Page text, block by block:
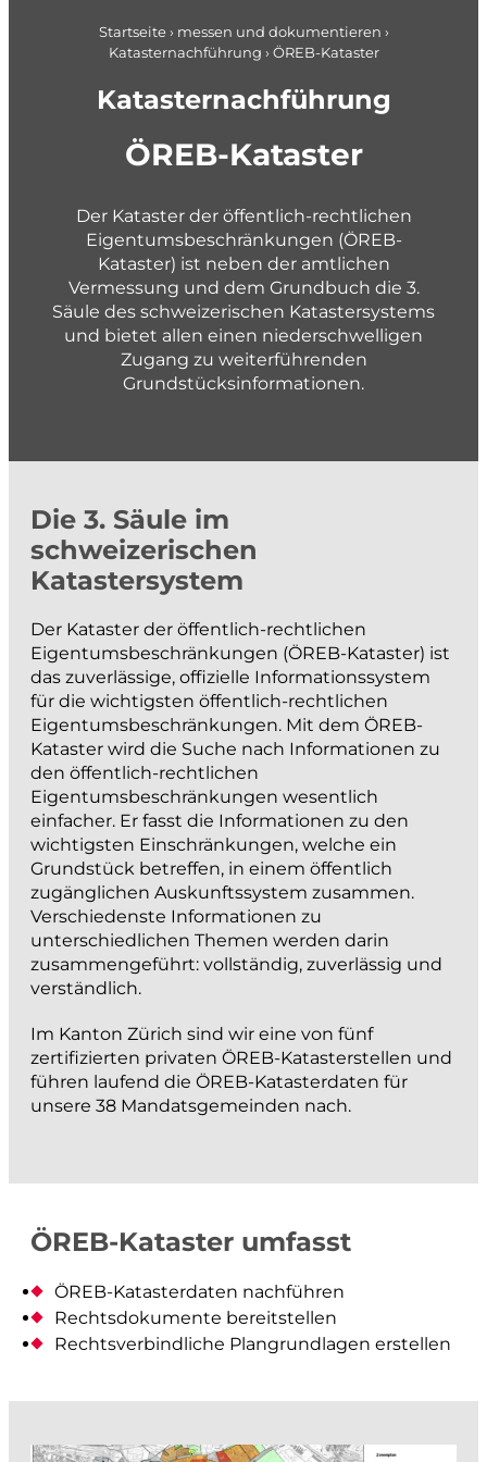
Private + Unternehmen
Applikationsentwicklung
Planung im Brandschutz
Richt- und Nutzungsplanung
Gestaltungspläne und Gebietsentwicklung
Quartier- und Erschliessungsplanung
Verkehrs- und Mobilitätsplanung
Siedlungsentwässerung und GEP
Wasserversorgung und GWP
projektieren und bauen
Strassenbau
Werkleitungen
Anlagen der Siedlungswasserwirtschaft
Wasserbau
Güterwege, Drainagen und Bewässerung
BIM
messen und dokumentieren
Katasternachführung
Bau- und Ingenieurvermessung
Monitoring
Architektur- und Objektvermessung
Werkinformationen
Abflussmessungen
prüfen und kontrollieren
Baurecht
Feuerpolizei
Zivilschutz
Startseite› messen und dokumentieren ›
Katasternachführung › ÖREB-Kataster
Katasternachführung
ÖREB-Kataster
Der Kataster der öffentlich-rechtlichen
Eigentumsbeschränkungen (ÖREB-
Kataster) ist neben der amtlichen
Vermessung und dem Grundbuch die 3.
Säule des schweizerischen Katastersystems
und bietet allen einen niederschwelligen
Zugang zu weiterführenden
Grundstücksinformationen.
Die 3. Säule im
schweizerischen
Katastersystem
Der Kataster der öffentlich-rechtlichen
Eigentumsbeschränkungen (ÖREB-Kataster) ist
das zuverlässige, offizielle Informationssystem
für die wichtigsten öffentlich-rechtlichen
Eigentumsbeschränkungen. Mit dem ÖREB-
Kataster wird die Suche nach Informationen zu
den öffentlich-rechtlichen
Eigentumsbeschränkungen wesentlich
einfacher. Er fasst die Informationen zu den
wichtigsten Einschränkungen, welche ein
Grundstück betreffen, in einem öffentlich
zugänglichen Auskunftssystem zusammen.
Verschiedenste Informationen zu
unterschiedlichen Themen werden darin
zusammengeführt: vollständig, zuverlässig und
verständlich.
Im Kanton Zürich sind wir eine von fünf
zertifizierten privaten ÖREB-Katasterstellen und
führen laufend die ÖREB-Katasterdaten für
unsere 38 Mandatsgemeinden nach.
ÖREB-Kataster umfasst
ÖREB-Katasterdaten nachführen
Rechtsdokumente bereitstellen
Rechtsverbindliche Plangrundlagen erstellen